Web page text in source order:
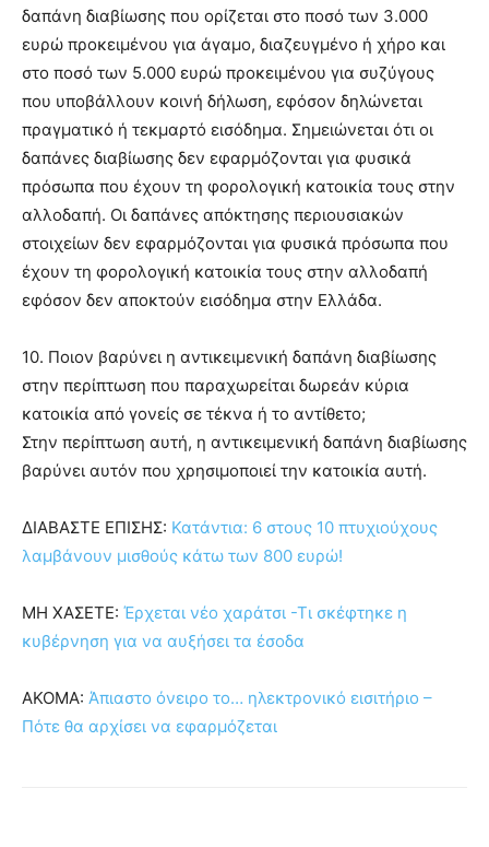
δαπάνη διαβίωσης που ορίζεται στο ποσό των 3.000
ευρώ προκειμένου για άγαμο, διαζευγμένο ή χήρο και
στο ποσό των 5.000 ευρώ προκειμένου για συζύγους
που υποβάλλουν κοινή δήλωση, εφόσον δηλώνεται
πραγματικό ή τεκμαρτό εισόδημα. Σημειώνεται ότι οι
δαπάνες διαβίωσης δεν εφαρμόζονται για φυσικά
πρόσωπα που έχουν τη φορολογική κατοικία τους στην
αλλοδαπή. Οι δαπάνες απόκτησης περιουσιακών
στοιχείων δεν εφαρμόζονται για φυσικά πρόσωπα που
έχουν τη φορολογική κατοικία τους στην αλλοδαπή
εφόσον δεν αποκτούν εισόδημα στην Ελλάδα.
10. Ποιον βαρύνει η αντικειμενική δαπάνη διαβίωσης
στην περίπτωση που παραχωρείται δωρεάν κύρια
κατοικία από γονείς σε τέκνα ή το αντίθετο;
Στην περίπτωση αυτή, η αντικειμενική δαπάνη διαβίωσης
βαρύνει αυτόν που χρησιμοποιεί την κατοικία αυτή.
ΔΙΑΒΑΣΤΕ ΕΠΙΣΗΣ: Κατάντια: 6 στους 10 πτυχιούχους
λαμβάνουν μισθούς κάτω των 800 ευρώ!
ΜΗ ΧΑΣΕΤΕ: Έρχεται νέο χαράτσι -Τι σκέφτηκε η
κυβέρνηση για να αυξήσει τα έσοδα
ΑΚΟΜΑ: Άπιαστο όνειρο το… ηλεκτρονικό εισιτήριο –
Πότε θα αρχίσει να εφαρμόζεται